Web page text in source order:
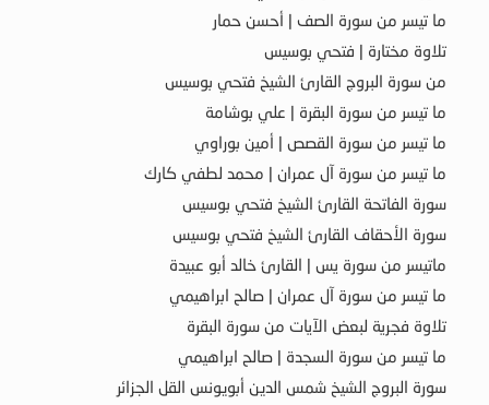
ما تيسر من سورة الصف | أحسن حمار
تلاوة مختارة | فتحي بوسيس
من سورة البروج القارئ الشيخ فتحي بوسيس
ما تيسر من سورة البقرة | علي بوشامة
ما تيسر من سورة القصص | أمين بوراوي
ما تيسر من سورة آل عمران | محمد لطفي كارك
سورة الفاتحة القارئ الشيخ فتحي بوسيس
سورة الأحقاف القارئ الشيخ فتحي بوسيس
ماتيسر من سورة يس | القارئ خالد أبو عبيدة
ما تيسر من سورة آل عمران | صالح ابراهيمي
تلاوة فجرية لبعض الآيات من سورة البقرة
ما تيسر من سورة السجدة | صالح ابراهيمي
سورة البروج الشيخ شمس الدين أبويونس القل الجزائر